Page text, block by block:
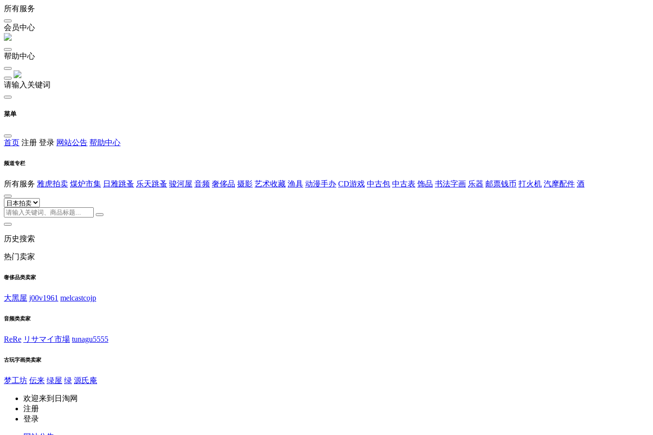
所有服务
会员中心
帮助中心
请输入关键词
菜单
首页 注册 登录 网站公告 帮助中心
频道专栏
所有服务 雅虎拍卖 煤炉市集 日雅跳蚤 乐天跳蚤 骏河屋 音频 奢侈品 摄影 艺术收藏 渔具 动漫手办 CD游戏 中古包 中古表 饰品 书法字画 乐器 邮票钱币 打火机 汽摩配件 酒
历史搜索
热门卖家
奢侈品类卖家
大黑屋 j00v1961 melcastcojp
音频类卖家
ReRe リサマイ市場 tunagu5555
古玩字画类卖家
梦工坊 伝来 绿屋 绿 源氏庵
欢迎来到日淘网
注册
登录